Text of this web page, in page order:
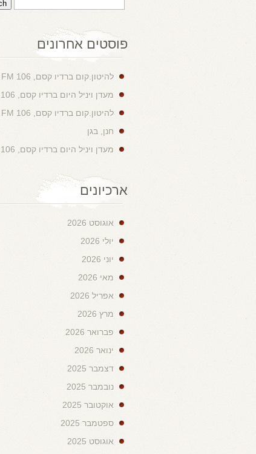
פוסטים אחרונים
להיטון.קום ברדיו קסם, 106 FM
מעדן ויניל היום ברדיו קסם, 106 FM
להיטון.קום ברדיו קסם, 106 FM
חנן, בגן
מעדן ויניל היום ברדיו קסם, 106 FM
ארכיונים
אוגוסט 2026
יולי 2026
יוני 2026
מאי 2026
אפריל 2026
מרץ 2026
פברואר 2026
ינואר 2026
דצמבר 2025
נובמבר 2025
אוקטובר 2025
ספטמבר 2025
אוגוסט 2025